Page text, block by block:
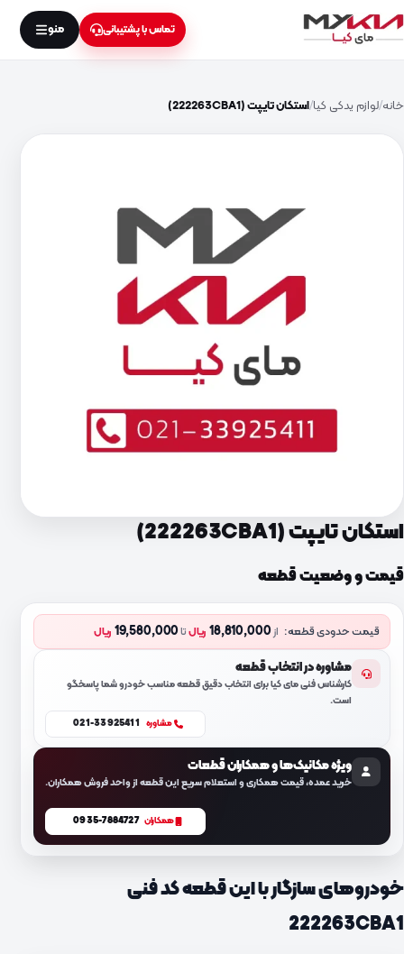
تماس با پشتیبانی منو
خانه لوازم یدکی کیا استکان تایپت (222263CBA1)
استکان تایپت (222263CBA1)
قیمت و وضعیت قطعه
قیمت حدودی قطعه: از18,810,000 ریالتا19,580,000 ریال
مشاوره در انتخاب قطعه
کارشناس فنی مای کیا برای انتخاب دقیق قطعه مناسب خودرو شما پاسخگو
است.
مشاوره 021-33925411
ویژه مکانیک‌ها و همکاران قطعات
خرید عمده، قیمت همکاری و استعلام سریع این قطعه از واحد فروش همکاران.
همکاران 0935-7884727
خودروهای سازگار با این قطعه کد فنی
222263CBA1